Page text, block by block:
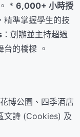
* 6,000+ 小時授
精準掌握學生的技
：創辦並主持超過
的橋樑 。
博公園、四季酒店
文詩 (Cookies) 及